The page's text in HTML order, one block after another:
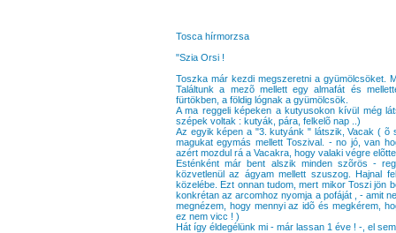
Tosca hírmorzsa
"Szia Orsi !
Toszka már kezdi megszeretni a gyümölcsöket.
Találtunk a mezõ mellett egy almafát és
fürtökben, a földig lógnak a gyümölcsök.
A ma reggeli képeken a kutyusokon kívül még
szépek voltak : kutyák, pára, felkelõ nap ..)
Az egyik képen a "3. kutyánk " látszik, Vacak ( õ
magukat egymás mellett Toszival. - no jó, van
azért mozdul rá a Vacakra, hogy valaki végre
Esténként már bent alszik minden szõrös -
közvetlenül az ágyam mellett szuszog. Hajnal
közelébe. Ezt onnan tudom, mert mikor Toszi jön
konkrétan az arcomhoz nyomja a pofáját , - amit
megnézem, hogy mennyi az idõ és megkérem,
ez nem vicc ! )
Hát így éldegélünk mi - már lassan 1 éve ! -, el